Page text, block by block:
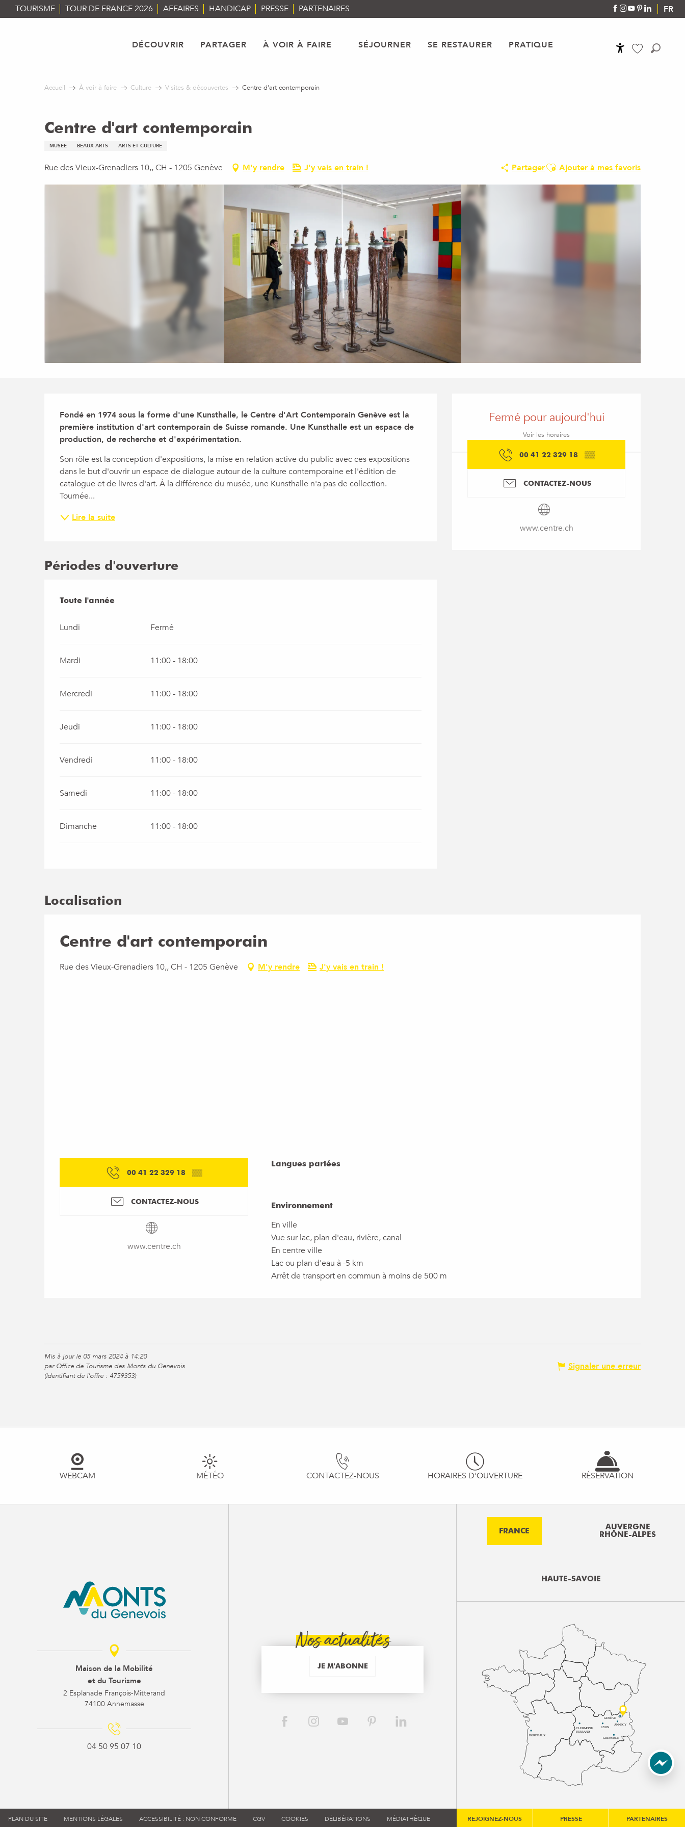
Aller
au
FR
TOURISME TOUR DE FRANCE 2026 AFFAIRES HANDICAP PRESSE PARTENAIRES
DÉCOUVRIR PARTAGER À VOIR À FAIRE SÉJOURNER SE RESTAURER PRATIQUE
Accueil À voir à faire Culture Visites & découvertes Centre d'art contemporain
Centre d'art contemporain
MUSÉE BEAUX ARTS ARTS ET CULTURE
Rue des Vieux-Grenadiers 10,, CH - 1205 Genève M'y rendre J'y vais en train ! PartagerAjouter aux favoris
Ajouter à mes favoris
Ouverture et
Fermé pour aujourd'hui
Voir les horaires
00 41 22 329 18 ▒▒
CONTACTEZ-NOUS
www.centre.ch
Description
Fondé en 1974 sous la forme d'une Kunsthalle, le Centre d'Art Contemporain Genève est la
première institution d'art contemporain de Suisse romande. Une Kunsthalle est un espace de
production, de recherche et d'expérimentation.
Son rôle est la conception d'expositions, la mise en relation active du public avec ces expositions
dans le but d'ouvrir un espace de dialogue autour de la culture contemporaine et l'édition de
catalogue et de livres d'art. À la différence du musée, une Kunsthalle n'a pas de collection.
Tournée...
Lire la suite
Périodes d'ouverture
Toute l'année
Toute l'année
Lundi Fermé
Mardi 11:00 - 18:00
Mercredi 11:00 - 18:00
Jeudi 11:00 - 18:00
Vendredi 11:00 - 18:00
Samedi 11:00 - 18:00
Dimanche 11:00 - 18:00
Localisation
Centre d'art contemporain
Rue des Vieux-Grenadiers 10,, CH - 1205 Genève M'y rendre J'y vais en train !
00 41 22 329 18 ▒▒
CONTACTEZ-NOUS
www.centre.ch
Langues parlées
Langues parlées
Environnement
Environnement
En ville
Vue sur lac, plan d'eau, rivière, canal
En centre ville
Lac ou plan d'eau à -5 km
Arrêt de transport en commun à moins de 500 m
Mis à jour le 05 mars 2024 à 14:20
par Office de Tourisme des Monts du Genevois
(Identifiant de l'offre : 4759353)
Signaler une erreur
WEBCAM MÉTÉO CONTACTEZ-NOUS HORAIRES D'OUVERTURE RÉSERVATION
Maison de la Mobilité
et du Tourisme
2 Esplanade François-Mitterand
74100 Annemasse
04 50 95 07 10
Nos actualités
JE M'ABONNE
FRANCE
AUVERGNE
RHÔNE-ALPES
HAUTE-SAVOIE
BORDEAUX
CLERMONT-
FERRAND
LYON
ANNECY
GRENOBLE
GENÈVE
PLAN DU SITE MENTIONS LÉGALES ACCESSIBILITÉ : NON CONFORME CGV COOKIES DÉLIBÉRATIONS MÉDIATHÈQUE REJOIGNEZ-NOUS PRESSE PARTENAIRES